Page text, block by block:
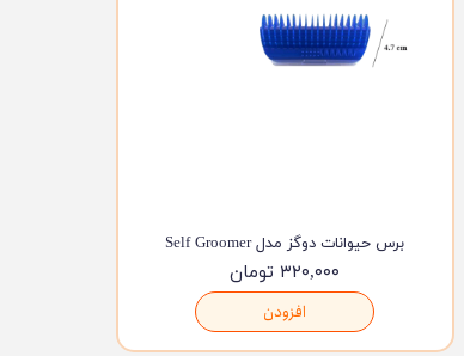
برس حیوانات دوگز مدل Self Groomer
۳۲۰,۰۰۰ تومان
افزودن